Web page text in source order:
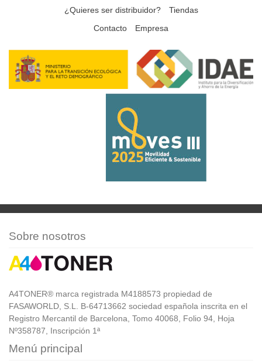
¿Quieres ser distribuidor?
Tiendas
Contacto
Empresa
Sobre nosotros
A4TONER® marca registrada M4188573 propiedad de
FASAWORLD, S.L. B-64713662 sociedad española inscrita en el
Registro Mercantil de Barcelona, Tomo 40068, Folio 94, Hoja
Nº358787, Inscripción 1ª
Menú principal